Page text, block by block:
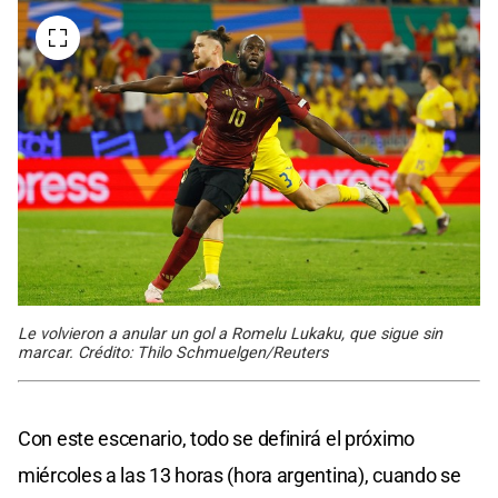
Le volvieron a anular un gol a Romelu Lukaku, que sigue sin
marcar. Crédito: Thilo Schmuelgen/Reuters
Con este escenario, todo se definirá el próximo
miércoles a las 13 horas (hora argentina), cuando se